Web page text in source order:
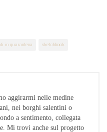
in quarantena sketchbook
aggirarmi nelle medine
nei borghi salentini o
a sentimento, collegata
Mi trovi anche sul progetto